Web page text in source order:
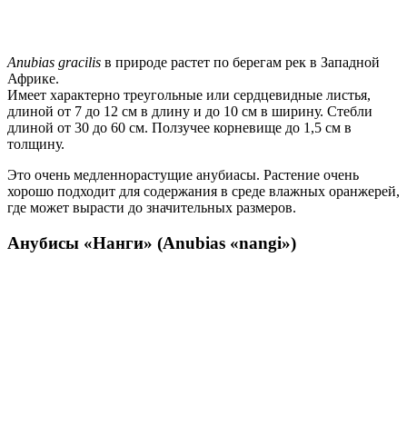
Anubias gracilis в природе растет по берегам рек в Западной
Африке.
Имеет характерно треугольные или сердцевидные листья,
длиной от 7 до 12 см в длину и до 10 см в ширину. Стебли
длиной от 30 до 60 см. Ползучее корневище до 1,5 см в
толщину.
Это очень медленнорастущие анубиасы. Растение очень
хорошо подходит для содержания в среде влажных оранжерей,
где может вырасти до значительных размеров.
Анубисы «Нанги» (Anubias «nangi»)